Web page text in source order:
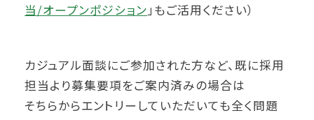
当/オープンポジション 」もご活用ください）
カジュアル面談にご参加された方など、既に採用
担当より募集要項をご案内済みの場合は
そちらからエントリーしていただいても全く問題